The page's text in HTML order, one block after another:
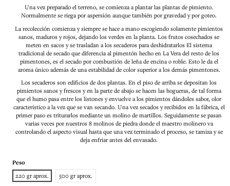
Una vez preparado el terreno, se comienza a plantar las plantas de pimiento.
Normalmente se riega por aspersión aunque también por gravedad y por goteo.
La recolección comienza y siempre se hace a mano escogiendo solamente pimientos
sanos, maduros y rojos, dejando los verdes en la planta. Los frutos cosechados se
meten en sacos y se trasladan a los secaderos para deshidratarlos El sistema
tradicional de secado que diferencia al pimentón hecho en La Vera del resto de los
pimentones, es el secado por combustión de leña de encina o roble. Esto le da el
aroma único además de una estabilidad de color superior a los demás pimentones.
Los secaderos son edificios de dos plantas. En el piso de arriba se depositan los
pimientos sanos y frescos y en la parte de abajo se hacen las hogueras, de tal forma
que el humo pasa entre los listones y envuelve a los pimientos dándoles sabor, olor
característico a la vez que se van secando. Una vez secados y recibidos en la fábrica, el
primer paso es triturarlos mediante un molino de martillos. Seguidamente se pasan
varias veces por nuestros 8 molinos de piedra donde el maestro molinero va
controlando el aspecto visual hasta que una vez terminado el proceso, se tamiza y se
deja enfriar antes del envasado.
Peso
220 gr aprox.
500 gr aprox.